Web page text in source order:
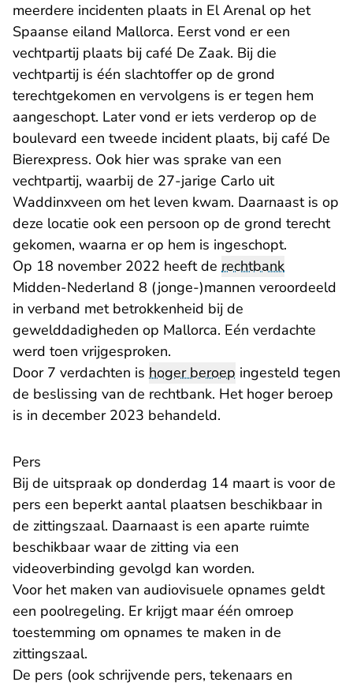
meerdere incidenten plaats in El Arenal op het
Spaanse eiland Mallorca. Eerst vond er een
vechtpartij plaats bij café De Zaak. Bij die
vechtpartij is één slachtoffer op de grond
terechtgekomen en vervolgens is er tegen hem
aangeschopt. Later vond er iets verderop op de
boulevard een tweede incident plaats, bij café De
Bierexpress. Ook hier was sprake van een
vechtpartij, waarbij de 27-jarige Carlo uit
Waddinxveen om het leven kwam. Daarnaast is op
deze locatie ook een persoon op de grond terecht
gekomen, waarna er op hem is ingeschopt.
Op 18 november 2022 heeft de rechtbank
Midden-Nederland 8 (jonge-)mannen veroordeeld
in verband met betrokkenheid bij de
gewelddadigheden op Mallorca. Eén verdachte
werd toen vrijgesproken.
Door 7 verdachten is hoger beroep ingesteld tegen
de beslissing van de rechtbank. Het hoger beroep
is in december 2023 behandeld.
Pers
Bij de uitspraak op donderdag 14 maart is voor de
pers een beperkt aantal plaatsen beschikbaar in
de zittingszaal. Daarnaast is een aparte ruimte
beschikbaar waar de zitting via een
videoverbinding gevolgd kan worden.
Voor het maken van audiovisuele opnames geldt
een poolregeling. Er krijgt maar één omroep
toestemming om opnames te maken in de
zittingszaal.
De pers (ook schrijvende pers, tekenaars en